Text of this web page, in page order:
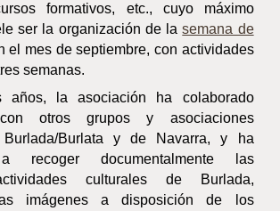
formativos, etc., cuyo máximo
ser la organización de lasemana de
el mes de septiembre, con actividades
semanas.
años, la asociación ha colaborado
con otros grupos y asociaciones
Burlata y de Navarra, y ha
recoger documentalmente las
culturales de Burlada,
imágenes a disposición de los